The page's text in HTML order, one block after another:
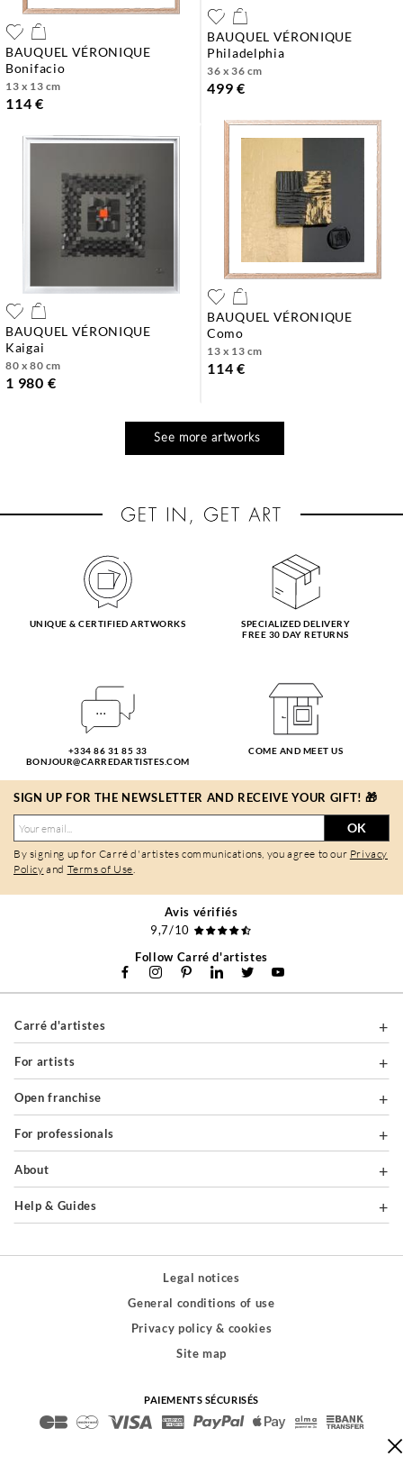
BAUQUEL VÉRONIQUE
bonifacio
13 x 13 cm
114 €
BAUQUEL VÉRONIQUE
philadelphia
36 x 36 cm
499 €
BAUQUEL VÉRONIQUE
kaigai
80 x 80 cm
1 980 €
BAUQUEL VÉRONIQUE
como
13 x 13 cm
114 €
See more artworks
UNIQUE & CERTIFIED ARTWORKS
SPECIALIZED DELIVERY
FREE 30 DAY RETURNS
+334 86 31 85 33
BONJOUR@CARREDARTISTES.COM
COME AND MEET US
SIGN UP FOR THE NEWSLETTER AND RECEIVE YOUR GIFT! 🎁
OK
By signing up for Carré d'artistes communications, you agree to our Privacy
Policy and Terms of Use.
Avis vérifiés
9,7/10
Follow Carré d'artistes
Carré d'artistes
For artists
Open franchise
For professionals
About
Help & Guides
Legal notices
General conditions of use
Privacy policy & cookies
Site map
PAIEMENTS SÉCURISÉS